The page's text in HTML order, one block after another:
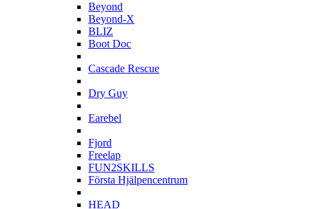
Beyond
Beyond-X
BLIZ
Boot Doc
Cascade Rescue
Dry Guy
Earebel
Fjord
Freelap
FUN2SKILLS
Första Hjälpencentrum
HEAD